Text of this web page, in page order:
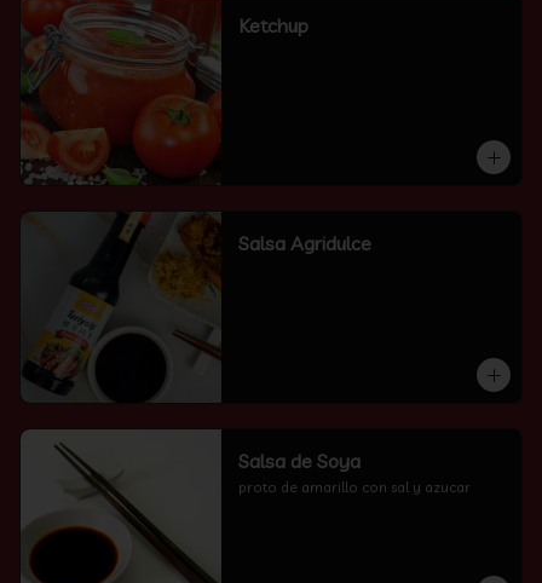
Ketchup
Salsa Agridulce
Salsa de Soya
proto de amarillo con sal y azucar